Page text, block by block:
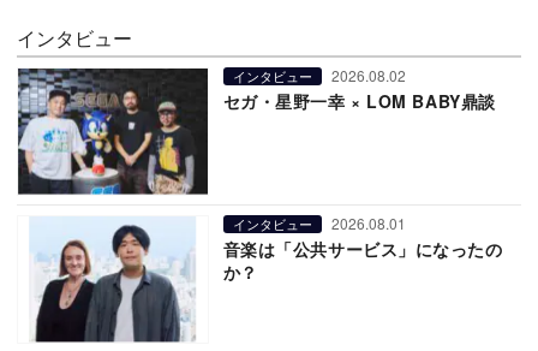
インタビュー
インタビュー 2026.08.02
セガ・星野一幸 × LOM BABY鼎談
インタビュー 2026.08.01
音楽は「公共サービス」になったの
か？